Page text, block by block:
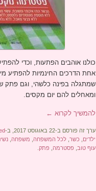
כולנו אוהבים הפתעות, וכדי
אחת הדרכים החינמיות להפתיע
שמתגלה בפינה כלשהי, וגם פתק
ומאחלים להם יום מקסים.
להמשיך לקרוא ←
ערך זה פורסם ב-22 באוגוסט 2017, ב-
ילדים
כשר, לכל המשפחה, משפחה,
עוף טוב, פסטרמה, פתק.